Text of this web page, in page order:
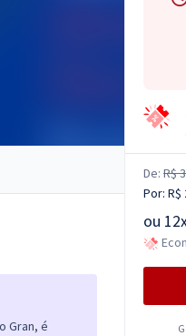
Gran, é
De: R$
Por: R$
ou